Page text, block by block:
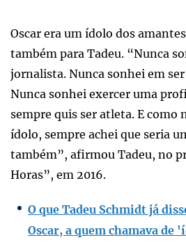
Oscar era um ídolo dos
também para Tadeu. “Nunca
jornalista. Nunca sonhei em
Nunca sonhei exercer uma
sempre quis ser atleta. E como
ídolo, sempre achei que seria
também”, afirmou Tadeu, no
Horas”, em 2016.
O que Tadeu Schmidt já
Oscar, a quem chamava de